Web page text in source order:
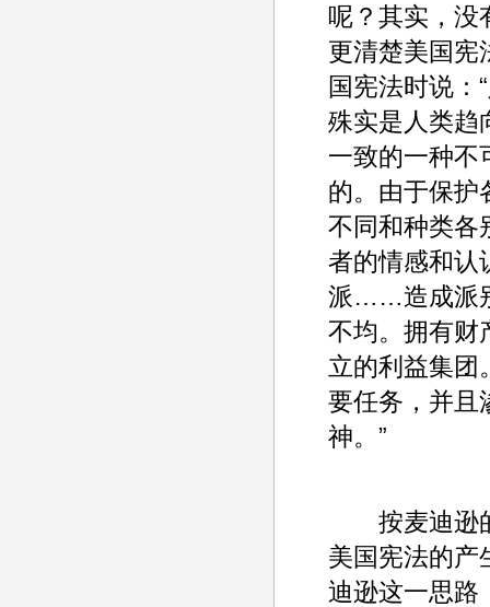
呢？其实，没
更清楚美国宪
国宪法时说：
殊实是人类趋
一致的一种不
的。由于保护
不同和种类各
者的情感和认
派……造成派
不均。拥有财
立的利益集团
要任务，并且
神。”
按麦迪逊的
美国宪法的产
迪逊这一思路